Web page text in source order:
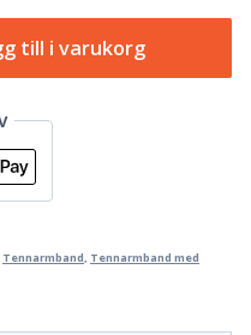
till i varukorg
Tennarmband Tennarmband med